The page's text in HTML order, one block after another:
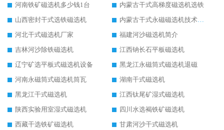
河南铁矿磁选机多少钱1台
内蒙古干式高梯度磁选机选铁
山西密封干式选铁磁选机
内蒙古干式永磁磁选机技术要求
河北干式磁选机厂家
福建河沙磁选机简介
吉林河沙除铁磁选机
江西钠长石平板磁选机
辽宁矿选平板式磁选机设备
黑龙江永磁筒式磁选机退磁
河南永磁筒式磁选机筒瓦
湖南干式磁选机
黑龙江干式磁选机
江西钛尾矿湿式磁选机
陕西实验用室湿式磁选机
四川水选褐铁矿磁选机
西藏干选铁矿磁选机
甘肃河沙干式磁选机